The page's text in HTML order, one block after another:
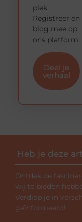
plek.
Registreer en
blog mee op
ons platform.
Deel je
verhaal
Heb je deze
Ontdek de
wij te bieden
Verdiep je in
geïnformeerd!